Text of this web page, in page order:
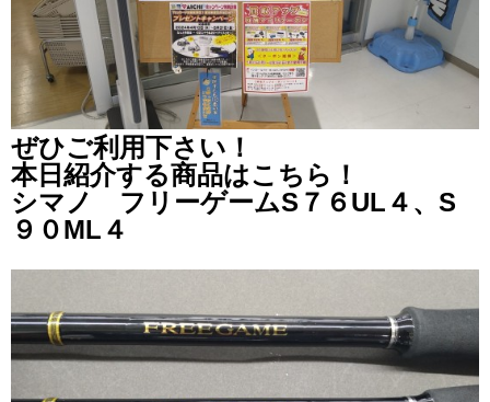
ぜひご利用下さい！
本日紹介する商品はこちら！
シマノ フリーゲームS７６UL４、S
９０ML４